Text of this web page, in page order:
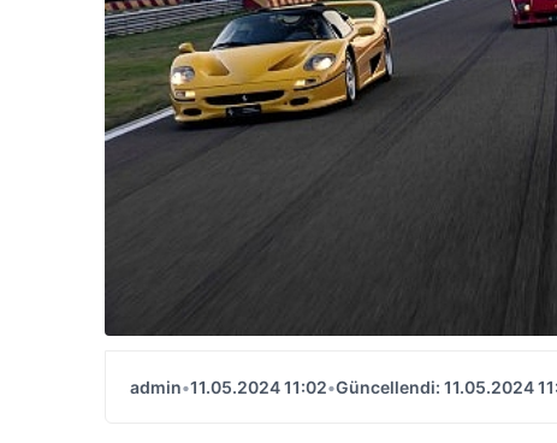
admin•11.05.2024 11:02•Güncellendi: 11.05.2024